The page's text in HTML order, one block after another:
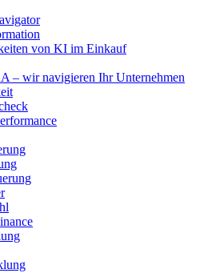
von KI im Einkauf
– wir navigieren Ihr Unternehmen